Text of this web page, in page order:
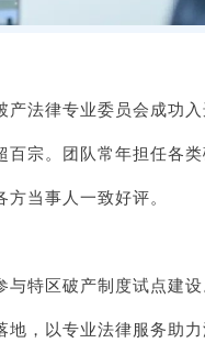
法律专业委员会成功入
宗。团队常年担任各
当事人一致好评。
特区破产制度试点建
，以专业法律服务助